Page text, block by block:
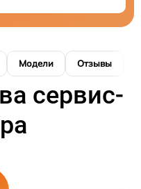
Модели Отзывы
сервис-